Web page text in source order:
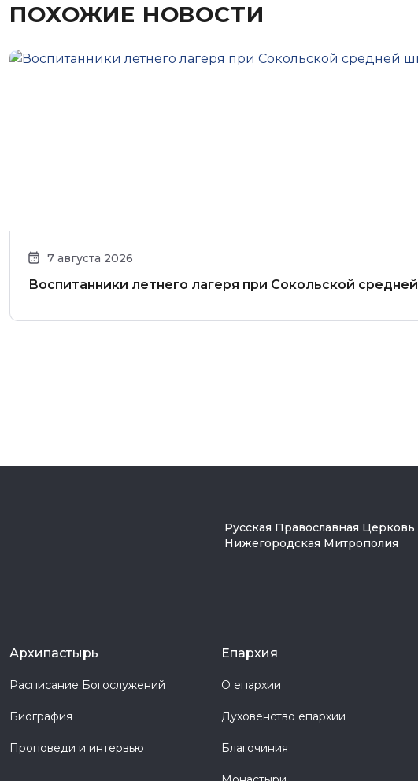
ПОХОЖИЕ НОВОСТИ
7 августа 2026
Воспитанники летнего лагеря при Сокольской
Русская Православная Церковь
Нижегородская Митрополия
Архипастырь
Расписание Богослужений
Биография
Проповеди и интервью
Епархия
О епархии
Духовенство епархии
Благочиния